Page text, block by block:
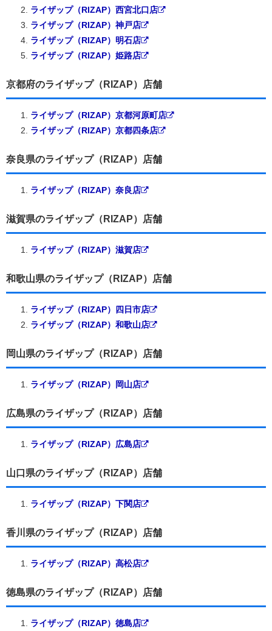
ライザップ（RIZAP）西宮北口店
ライザップ（RIZAP）神戸店
ライザップ（RIZAP）明石店
ライザップ（RIZAP）姫路店
京都府のライザップ（RIZAP）店舗
ライザップ（RIZAP）京都河原町店
ライザップ（RIZAP）京都四条店
奈良県のライザップ（RIZAP）店舗
ライザップ（RIZAP）奈良店
滋賀県のライザップ（RIZAP）店舗
ライザップ（RIZAP）滋賀店
和歌山県のライザップ（RIZAP）店舗
ライザップ（RIZAP）四日市店
ライザップ（RIZAP）和歌山店
岡山県のライザップ（RIZAP）店舗
ライザップ（RIZAP）岡山店
広島県のライザップ（RIZAP）店舗
ライザップ（RIZAP）広島店
山口県のライザップ（RIZAP）店舗
ライザップ（RIZAP）下関店
香川県のライザップ（RIZAP）店舗
ライザップ（RIZAP）高松店
徳島県のライザップ（RIZAP）店舗
ライザップ（RIZAP）徳島店